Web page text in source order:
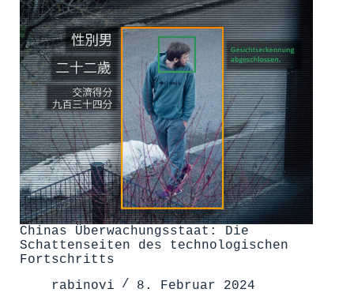
Chinas Überwachungsstaat: Die
Schattenseiten des technologischen
Fortschritts
rabinovi
8. Februar 2024